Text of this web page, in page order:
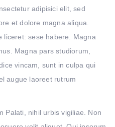
adipisici elit, sed
et dolore magna aliqua.
liceret: sese habere. Magna
Magna pars studiorum,
vincam, sunt in culpa qui
augue laoreet rutrum
Palati, nihil urbis vigiliae. Non